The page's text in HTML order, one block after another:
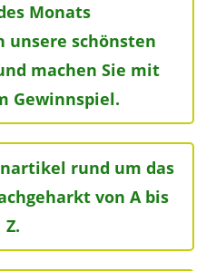
Monats
unsere schönsten
machen Sie mit
Gewinnspiel.
rund um das
von A bis
Z.